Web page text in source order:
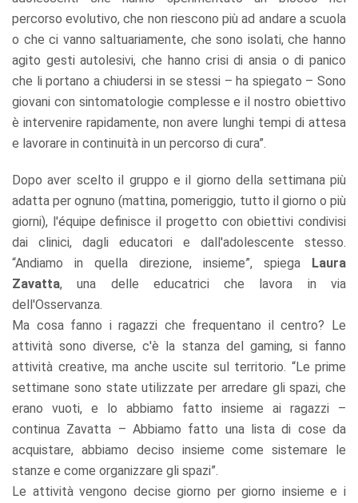
percorso evolutivo, che non riescono più ad andare a scuola
o che ci vanno saltuariamente, che sono isolati, che hanno
agito gesti autolesivi, che hanno crisi di ansia o di panico
che li portano a chiudersi in se stessi – ha spiegato – Sono
giovani con sintomatologie complesse e il nostro obiettivo
è intervenire rapidamente, non avere lunghi tempi di attesa
e lavorare in continuità in un percorso di cura”.
Dopo aver scelto il gruppo e il giorno della settimana più
adatta per ognuno (mattina, pomeriggio, tutto il giorno o più
giorni), l'équipe definisce il progetto con obiettivi condivisi
dai clinici, dagli educatori e dall'adolescente stesso.
“Andiamo in quella direzione, insieme”, spiega Laura
Zavatta, una delle educatrici che lavora in via
dell'Osservanza.
Ma cosa fanno i ragazzi che frequentano il centro? Le
attività sono diverse, c'è la stanza del gaming, si fanno
attività creative, ma anche uscite sul territorio. “Le prime
settimane sono state utilizzate per arredare gli spazi, che
erano vuoti, e lo abbiamo fatto insieme ai ragazzi –
continua Zavatta – Abbiamo fatto una lista di cose da
acquistare, abbiamo deciso insieme come sistemare le
stanze e come organizzare gli spazi”.
Le attività vengono decise giorno per giorno insieme e i